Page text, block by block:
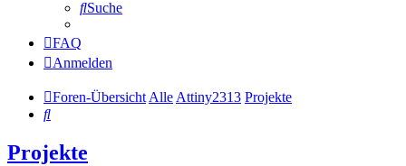
Suche
FAQ
Anmelden
Foren-ÜbersichtAlleAttiny2313 Projekte
Suche
Projekte